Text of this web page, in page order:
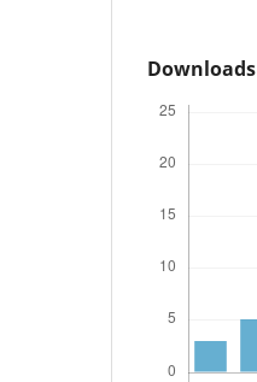
Downloads